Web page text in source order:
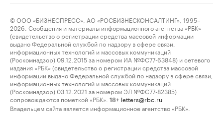
© ООО «БИЗНЕСПРЕСС», АО «РОСБИЗНЕСКОНСАЛТИНГ», 1995–
2026. Сообщения и материалы информационного агентства «РБК»
(свидетельство о регистрации средства массовой информации
выдано Федеральной службой по надзору в сфере связи,
информационных технологий и массовых коммуникаций
(Роскомнадзор) 09.12.2015 за номером ИА №ФС77-63848) и сетевого
издания «РБК» (свидетельство о регистрации средства массовой
информации выдано Федеральной службой по надзору в сфере связи,
информационных технологий и массовых коммуникаций
(Роскомнадзор) 03.12.2021 за номером ЭЛ №ФС77-82385)
сопровождаются пометкой «РБК».
18+ letters@rbc.ru
Владельцем сайта является информационное агентство «РБК».